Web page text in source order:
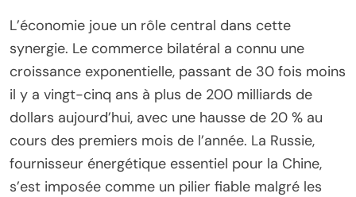
L’économie joue un rôle central dans cette
synergie. Le commerce bilatéral a connu une
croissance exponentielle, passant de 30 fois moins
il y a vingt-cinq ans à plus de 200 milliards de
dollars aujourd’hui, avec une hausse de 20 % au
cours des premiers mois de l’année. La Russie,
fournisseur énergétique essentiel pour la Chine,
s’est imposée comme un pilier fiable malgré les